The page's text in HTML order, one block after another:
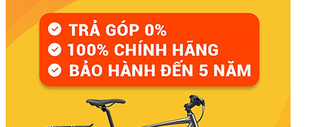
Líp
Pedal (Bàn đạp)
HỆ THỐNG CHUYỂN ĐỘNG
Trục giữa
Moay ơ
Vành xe (Niềng)
Săm xe (Ruột xe)
Lốp xe (Vỏ xe)
Nan hoa (Căm)